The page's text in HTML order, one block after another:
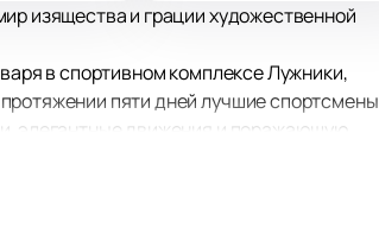
изящества и грации художественной
в спортивном комплексе Лужники,
пяти дней лучшие спортсмены
элегантные движения и поражающую